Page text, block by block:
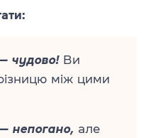
чудово! Ви
між цими
непогано, але